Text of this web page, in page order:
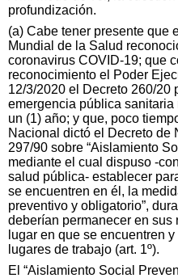
profundización.
(a) Cabe tener presente que
Mundial de la Salud
coronavirus COVID-19; que
reconocimiento el Poder
12/3/2020 el Decreto 260/20
emergencia pública
un (1) año; y que, poco
Nacional dictó el Decreto de
297/90 sobre “Aislamiento
mediante el cual dispuso -
salud pública- establecer
se encuentren en él, la
preventivo y obligatorio”,
deberían permanecer en sus
lugar en que se encuentren
lugares de trabajo (art. 1º).
El “Aislamiento Social